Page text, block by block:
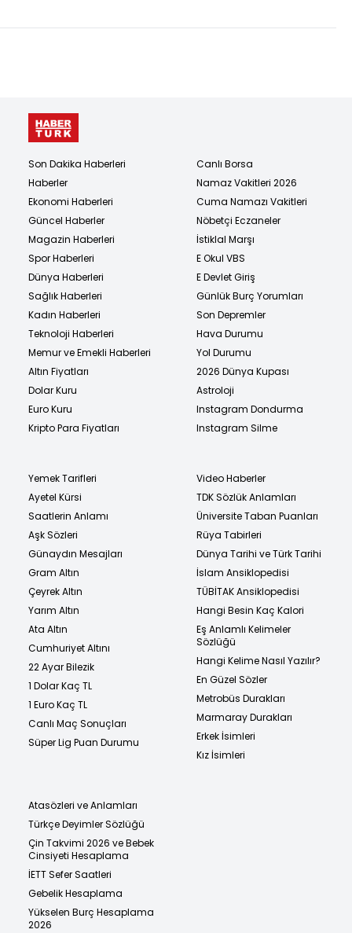
Son Dakika Haberleri
Haberler
Ekonomi Haberleri
Güncel Haberler
Magazin Haberleri
Spor Haberleri
Dünya Haberleri
Sağlık Haberleri
Kadın Haberleri
Teknoloji Haberleri
Memur ve Emekli Haberleri
Altın Fiyatları
Dolar Kuru
Euro Kuru
Kripto Para Fiyatları
Canlı Borsa
Namaz Vakitleri 2026
Cuma Namazı Vakitleri
Nöbetçi Eczaneler
İstiklal Marşı
E Okul VBS
E Devlet Giriş
Günlük Burç Yorumları
Son Depremler
Hava Durumu
Yol Durumu
2026 Dünya Kupası
Astroloji
Instagram Dondurma
Instagram Silme
Yemek Tarifleri
Ayetel Kürsi
Saatlerin Anlamı
Aşk Sözleri
Günaydın Mesajları
Gram Altın
Çeyrek Altın
Yarım Altın
Ata Altın
Cumhuriyet Altını
22 Ayar Bilezik
1 Dolar Kaç TL
1 Euro Kaç TL
Canlı Maç Sonuçları
Süper Lig Puan Durumu
Video Haberler
TDK Sözlük Anlamları
Üniversite Taban Puanları
Rüya Tabirleri
Dünya Tarihi ve Türk Tarihi
İslam Ansiklopedisi
TÜBİTAK Ansiklopedisi
Hangi Besin Kaç Kalori
Eş Anlamlı Kelimeler
Sözlüğü
Hangi Kelime Nasıl Yazılır?
En Güzel Sözler
Metrobüs Durakları
Marmaray Durakları
Erkek İsimleri
Kız İsimleri
Atasözleri ve Anlamları
Türkçe Deyimler Sözlüğü
Çin Takvimi 2026 ve Bebek
Cinsiyeti Hesaplama
İETT Sefer Saatleri
Gebelik Hesaplama
Yükselen Burç Hesaplama
2026